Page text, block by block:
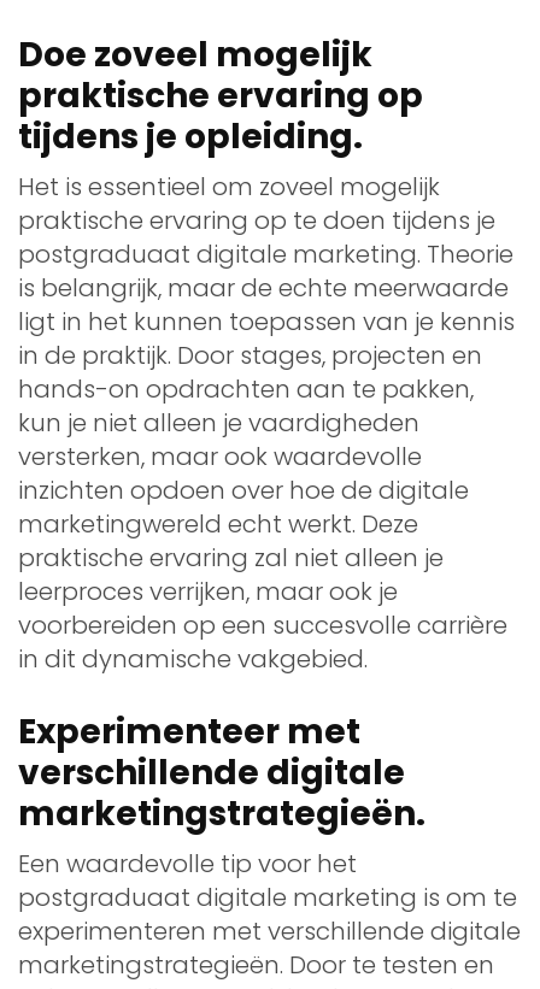
Doe zoveel mogelijk
praktische ervaring op
tijdens je opleiding.
Het is essentieel om zoveel mogelijk
praktische ervaring op te doen tijdens je
postgraduaat digitale marketing. Theorie
is belangrijk, maar de echte meerwaarde
ligt in het kunnen toepassen van je kennis
in de praktijk. Door stages, projecten en
hands-on opdrachten aan te pakken,
kun je niet alleen je vaardigheden
versterken, maar ook waardevolle
inzichten opdoen over hoe de digitale
marketingwereld echt werkt. Deze
praktische ervaring zal niet alleen je
leerproces verrijken, maar ook je
voorbereiden op een succesvolle carrière
in dit dynamische vakgebied.
Experimenteer met
verschillende digitale
marketingstrategieën.
Een waardevolle tip voor het
postgraduaat digitale marketing is om te
experimenteren met verschillende digitale
marketingstrategieën. Door te testen en